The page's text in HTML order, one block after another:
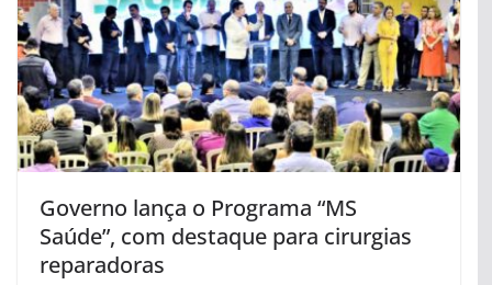
Governo lança o Programa “MS
Saúde”, com destaque para cirurgias
reparadoras